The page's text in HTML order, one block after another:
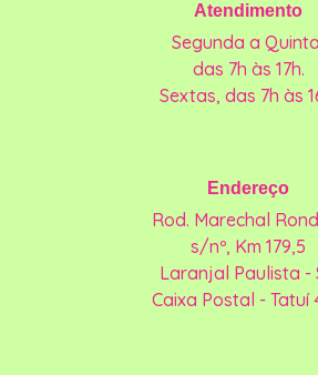
Atendimento
Segunda a
das 7h às 17h.
Sextas, das 7h às
Endereço
Rod. Marechal
s/nº, Km 179,5
Laranjal Paulista -
Caixa Postal - Tatuí